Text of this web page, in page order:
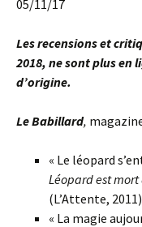
05/11/17
Les recensions et
2018, ne sont plus en
d’origine.
Le Babillard,
« Le léopard
Léopard est mort
(L’Attente, 2011)
« La magie